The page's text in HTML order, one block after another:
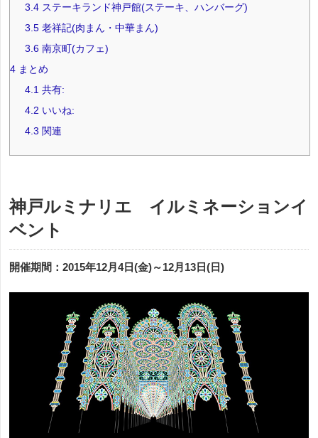
3.4 ステーキランド神戸館(ステーキ、ハンバーグ)
3.5 老祥記(肉まん・中華まん)
3.6 南京町(カフェ)
4 まとめ
4.1 共有:
4.2 いいね:
4.3 関連
神戸ルミナリエ イルミネーションイ
ベント
開催期間：2015年12月4日(金)～12月13日(日)